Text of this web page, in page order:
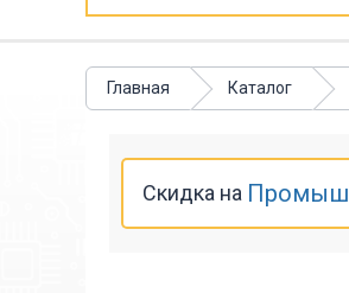
Главная Каталог
Скидка на